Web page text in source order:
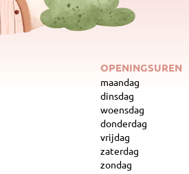
OPENINGSUREN
maandag
dinsdag
woensdag
donderdag
vrijdag
zaterdag
zondag